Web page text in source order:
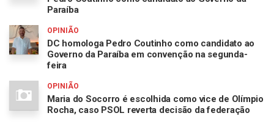
Paraíba
OPINIÃO
DC homologa Pedro Coutinho como candidato ao
Governo da Paraíba em convenção na segunda-
feira
OPINIÃO
Maria do Socorro é escolhida como vice de Olímpio
Rocha, caso PSOL reverta decisão da federação